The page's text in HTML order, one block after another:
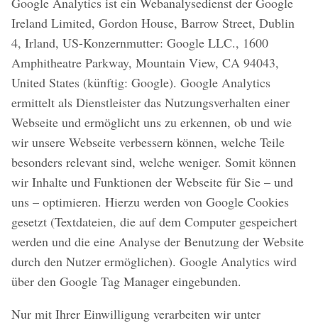
Ireland Limited, Gordon House, Barrow Street, Dublin
4, Irland, US-Konzernmutter: Google LLC., 1600
Amphitheatre Parkway, Mountain View, CA 94043,
United States (künftig: Google). Google Analytics
ermittelt als Dienstleister das Nutzungsverhalten einer
Webseite und ermöglicht uns zu erkennen, ob und wie
wir unsere Webseite verbessern können, welche Teile
besonders relevant sind, welche weniger. Somit können
wir Inhalte und Funktionen der Webseite für Sie – und
uns – optimieren. Hierzu werden von Google Cookies
gesetzt (Textdateien, die auf dem Computer gespeichert
werden und die eine Analyse der Benutzung der Website
durch den Nutzer ermöglichen). Google Analytics wird
über den Google Tag Manager eingebunden.
Nur mit Ihrer Einwilligung verarbeiten wir unter